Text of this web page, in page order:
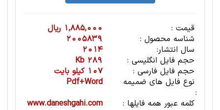
قیمت :
1,885,000 ریال
شناسه محصول :
2005839
سال انتشار:
2014
حجم فایل انگلیسی :
289 Kb
حجم فایل فارسی :
107 کیلو بایت
نوع فایل های ضمیمه
:
Pdf+Word
کلمه عبور همه فایلها :
www.daneshgahi.com